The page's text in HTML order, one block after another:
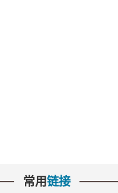
常用链接